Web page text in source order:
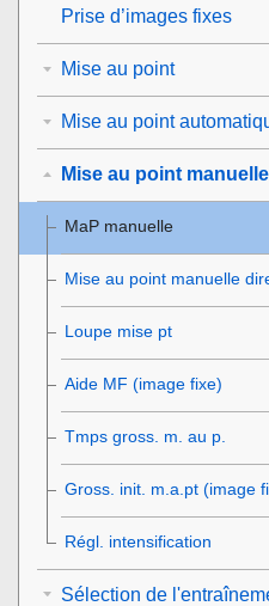
Prise d’images fixes
Mise au point
Mise au point
Mise au point manuelle
MaP manuelle
Mise au point manuelle
Loupe mise pt
Aide MF (image fixe)
Tmps gross. m. au p.
Gross. init. m.a.pt (image
Régl. intensification
Sélection de